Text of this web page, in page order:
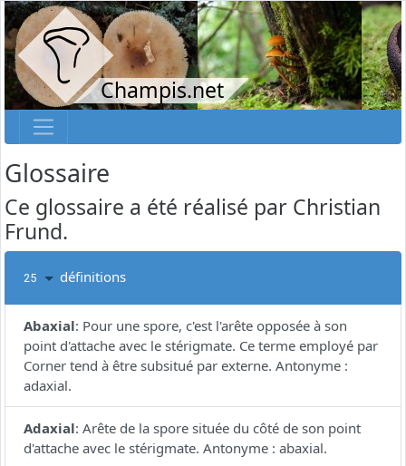
Champis.net
Glossaire
Ce glossaire a été réalisé par Christian
Frund.
25 définitions
Abaxial: Pour une spore, c'est l'arête opposée à son
point d'attache avec le stérigmate. Ce terme employé par
Corner tend à être subsitué par externe. Antonyme :
adaxial.
Adaxial: Arête de la spore située du côté de son point
d'attache avec le stérigmate. Antonyme : abaxial.